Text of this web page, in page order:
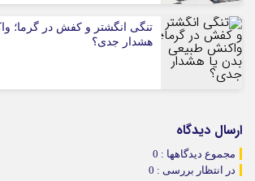
تنگی انگشتر و کفش در گرما؛
هشدار جدی؟
ارسال دیدگاه
مجموع دیدگاهها : 0
در انتظار بررسی : 0